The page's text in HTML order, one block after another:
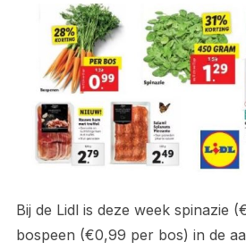
Bij de Lidl is deze week spinazie
bospeen (€0,99 per bos) in de